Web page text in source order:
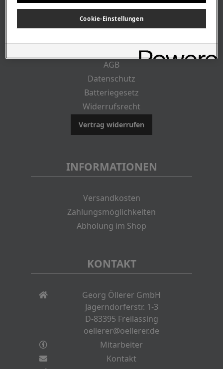
RECHTLICHES
AGB
Datenschutz
Batteriegesetz
Widerrufsrecht
Vertrag widerrufen
INFORMATIONEN
Versandkosten
Zahlungsmöglichkeiten
Abholung im Shop
KONTAKT
Georg Öllerer GmbH
Jägerndorferstr. 1-3
D-83395 Freilassing
oellerer@oellerer.de
Mitarbeiter
Kontakt
Cookie-Einstellungen